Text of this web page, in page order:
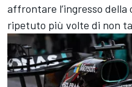
affrontare l’ingresso
ripetuto più volte di non